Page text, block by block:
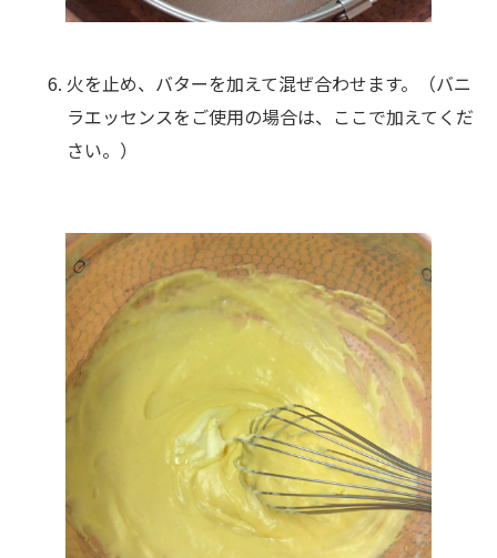
火を止め、バターを加えて混ぜ合わせます。（バニ
ラエッセンスをご使用の場合は、ここで加えてくだ
さい。）